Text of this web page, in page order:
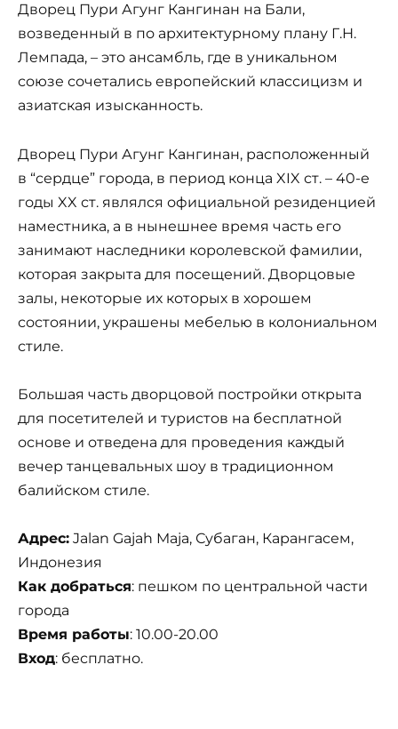
Дворец Пури Агунг Кангинан на Бали,
возведенный в по архитектурному плану Г.Н.
Лемпада, – это ансамбль, где в уникальном
союзе сочетались европейский классицизм и
азиатская изысканность.
Дворец Пури Агунг Кангинан, расположенный
в “сердце” города, в период конца XIX ст. – 40-е
годы XX ст. являлся официальной резиденцией
наместника, а в нынешнее время часть его
занимают наследники королевской фамилии,
которая закрыта для посещений. Дворцовые
залы, некоторые их которых в хорошем
состоянии, украшены мебелью в колониальном
стиле.
Большая часть дворцовой постройки открыта
для посетителей и туристов на бесплатной
основе и отведена для проведения каждый
вечер танцевальных шоу в традиционном
балийском стиле.
Адрес: Jalan Gajah Maja, Субаган, Карангасем,
Индонезия
Как добраться: пешком по центральной части
города
Время работы: 10.00-20.00
Вход: бесплатно.